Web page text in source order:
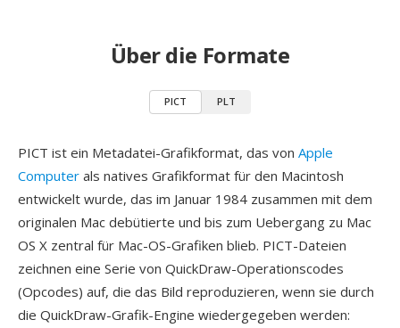
Über die Formate
PICT PLT
PICT ist ein Metadatei-Grafikformat, das von Apple
Computer als natives Grafikformat für den Macintosh
entwickelt wurde, das im Januar 1984 zusammen mit dem
originalen Mac debütierte und bis zum Uebergang zu Mac
OS X zentral für Mac-OS-Grafiken blieb. PICT-Dateien
zeichnen eine Serie von QuickDraw-Operationscodes
(Opcodes) auf, die das Bild reproduzieren, wenn sie durch
die QuickDraw-Grafik-Engine wiedergegeben werden: